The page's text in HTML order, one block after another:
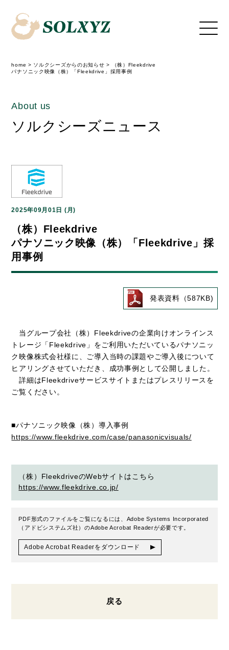
home > ソルクシーズからのお知らせ >
（株）Fleekdrive
パナソニック映像（株）「Fleekdrive」採用事例
About us
ソルクシーズニュース
2025年09月01日 (月)
（株）Fleekdrive
パナソニック映像（株）「Fleekdrive」採
用事例
発表資料（587KB)
当グループ会社（株）Fleekdriveの企業向けオンラインス
トレージ「Fleekdrive」をご利用いただいているパナソニッ
ク映像株式会社様に、ご導入当時の課題やご導入後について
ヒアリングさせていただき、成功事例として公開しました。
詳細はFleekdriveサービスサイトまたはプレスリリースを
ご覧ください。
■パナソニック映像（株）導入事例
https://www.fleekdrive.com/case/panasonicvisuals/
（株）FleekdriveのWebサイトはこちら
https://www.fleekdrive.co.jp/
PDF形式のファイルをご覧になるには、Adobe Systems Incorporated
（アドビシステムズ社）のAdobe Acrobat Readerが必要です。
Adobe Acrobat Readerをダウンロード
戻る